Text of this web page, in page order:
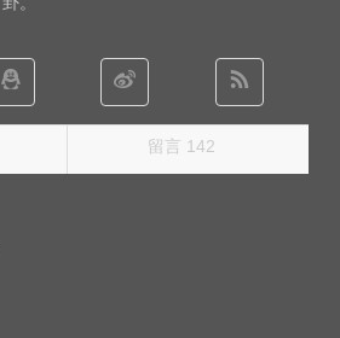
留言 142